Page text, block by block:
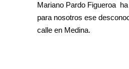
Mariano Pardo Figueroa
para nosotros ese
calle en Medina.